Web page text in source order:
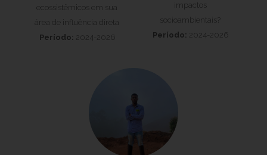
ecossistêmicos em sua
área de influência direta
Período: 2024-2026
impactos
socioambientais?
Período: 2024-2026